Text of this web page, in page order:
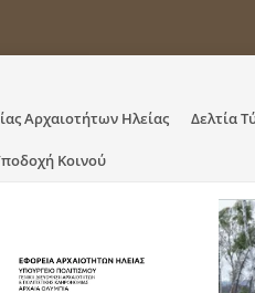
Αρχαιοτήτων Ηλείας Δελτία
Κοινού